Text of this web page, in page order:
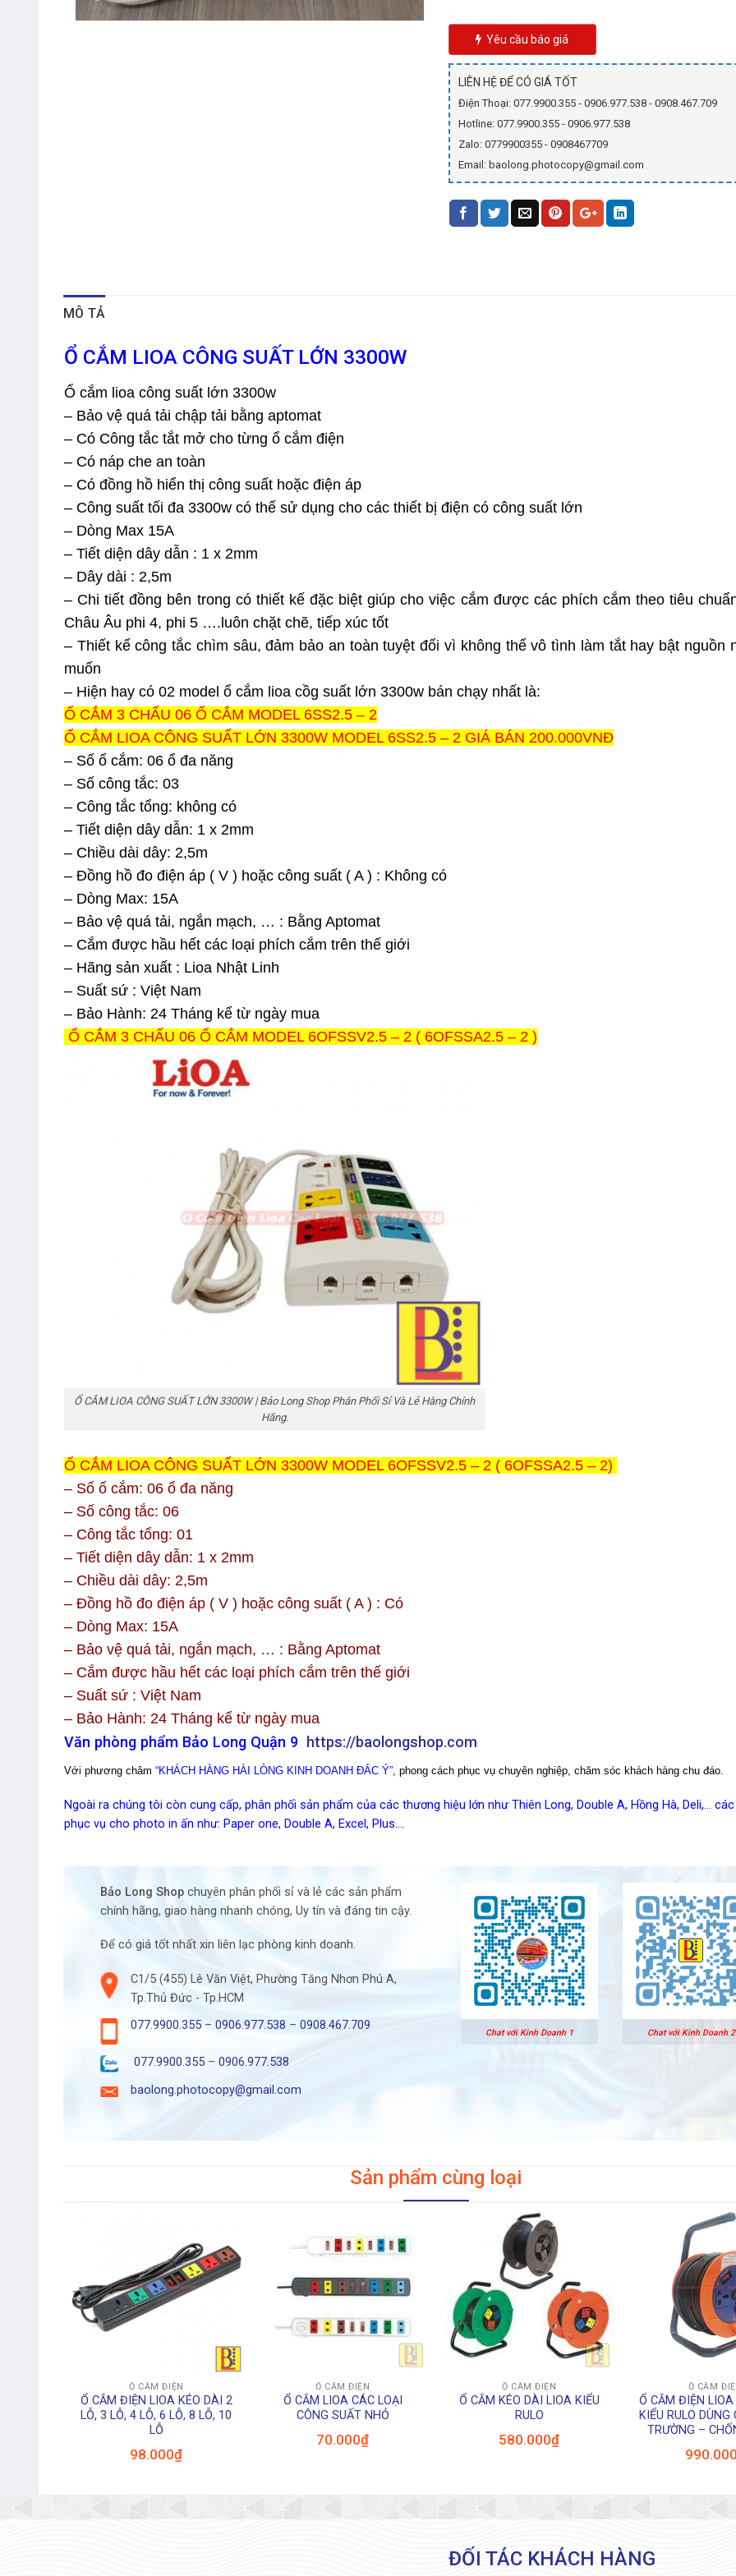
Yêu cầu báo giá
LIÊN HỆ ĐỂ CÓ GIÁ TỐT
Điện Thoại: 077.9900.355 - 0906.977.538 - 0908.467.709
Hotline: 077.9900.355 - 0906.977.538
Zalo: 0779900355 - 0908467709
Email: baolong.photocopy@gmail.com
MÔ TẢ
Ổ CẮM LIOA CÔNG SUẤT LỚN 3300W
Ổ cắm lioa công suất lớn 3300w
– Bảo vệ quá tải chập tải bằng aptomat
– Có Công tắc tắt mở cho từng ổ cắm điện
– Có náp che an toàn
– Có đồng hồ hiển thị công suất hoặc điện áp
– Công suất tối đa 3300w có thể sử dụng cho các thiết bị điện có công suất lớn
– Dòng Max 15A
– Tiết diện dây dẫn : 1 x 2mm
– Dây dài : 2,5m
– Chi tiết đồng bên trong có thiết kế đặc biệt giúp cho việc cắm được các phích cắm theo tiêu
Châu Âu phi 4, phi 5 ….luôn chặt chẽ, tiếp xúc tốt
– Thiết kế công tắc chìm sâu, đảm bảo an toàn tuyệt đối vì không thể vô tình làm tắt hay bật nguồn
muốn
– Hiện hay có 02 model ổ cắm lioa cồg suất lớn 3300w bán chạy nhất là:
Ổ CẮM 3 CHẤU 06 Ổ CẮM MODEL 6SS2.5 – 2
Ổ CẮM LIOA CÔNG SUẤT LỚN 3300W MODEL 6SS2.5 – 2 GIÁ BÁN 200.000VNĐ
– Số ổ cắm: 06 ổ đa năng
– Số công tắc: 03
– Công tắc tổng: không có
– Tiết diện dây dẫn: 1 x 2mm
– Chiều dài dây: 2,5m
– Đồng hồ đo điện áp ( V ) hoặc công suất ( A ) : Không có
– Dòng Max: 15A
– Bảo vệ quá tải, ngắn mạch, … : Bằng Aptomat
– Cắm được hầu hết các loại phích cắm trên thế giới
– Hãng sản xuất : Lioa Nhật Linh
– Suất sứ : Việt Nam
– Bảo Hành: 24 Tháng kể từ ngày mua
Ổ CẮM 3 CHẤU 06 Ổ CẮM MODEL 6OFSSV2.5 – 2 ( 6OFSSA2.5 – 2 )
Ổ CẮM LIOA CÔNG SUẤT LỚN 3300W | Bảo Long Shop Phân Phối Sỉ Và Lẻ Hàng Chính
Hãng.
Ổ CẮM LIOA CÔNG SUẤT LỚN 3300W MODEL 6OFSSV2.5 – 2 ( 6OFSSA2.5 – 2)
– Số ổ cắm: 06 ổ đa năng
– Số công tắc: 06
– Công tắc tổng: 01
– Tiết diện dây dẫn: 1 x 2mm
– Chiều dài dây: 2,5m
– Đồng hồ đo điện áp ( V ) hoặc công suất ( A ) : Có
– Dòng Max: 15A
– Bảo vệ quá tải, ngắn mạch, … : Bằng Aptomat
– Cắm được hầu hết các loại phích cắm trên thế giới
– Suất sứ : Việt Nam
– Bảo Hành: 24 Tháng kể từ ngày mua
Văn phòng phẩm Bảo Long Quận 9 https://baolongshop.com
Với phương châm “KHÁCH HÀNG HÀI LÒNG KINH DOANH ĐẮC Ý” , phong cách phục vụ chuyên nghiệp, chăm sóc khách hàng chu đáo.
Ngoài ra chúng tôi còn cung cấp, phân phối sản phẩm của các thương hiệu lớn như Thiên Long, Double A, Hồng Hà, Deli,…
phục vụ cho photo in ấn như: Paper one, Double A, Excel, Plus….
Bảo Long Shop chuyên phân phối sỉ và lẻ các sản phẩm
chính hãng, giao hàng nhanh chóng, Uy tín và đáng tin cậy.
Để có giá tốt nhất xin liên lạc phòng kinh doanh.
C1/5 (455) Lê Văn Việt, Phường Tăng Nhơn Phú A,
Tp.Thủ Đức - Tp.HCM
077.9900.355– 0906.977.538 – 0908.467.709
077.9900.355– 0906.977.538
baolong.photocopy@gmail.com
Chat với Kinh Doanh 1 Chat với Kinh Doanh 2
Sản phẩm cùng loại
Ổ CẮM ĐIỆN
Ổ CẮM ĐIỆN LIOA KÉO DÀI 2
LỖ, 3 LỖ, 4 LỖ, 6 LỖ, 8 LỖ, 10
LỖ
98.000₫
Ổ CẮM ĐIỆN
Ổ CẮM LIOA CÁC LOẠI
CÔNG SUẤT NHỎ
70.000₫
+
Ổ CẮM ĐIỆN
Ổ CẮM KÉO DÀI LIOA KIỂU
RULO
580.000₫
Ổ CẮM
Ổ CẮM ĐIỆN LIOA
KIỂU RULO DÙNG
TRƯỜNG –
ĐỐI TÁC KHÁCH HÀNG